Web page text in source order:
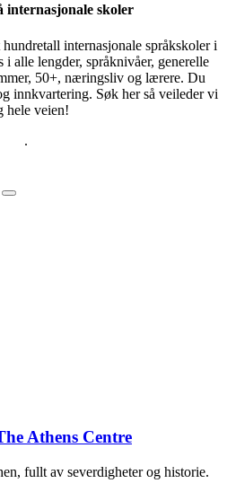
internasjonale skoler
internasjonale språkskoler i
i alle lengder, språknivåer, generelle
50+, næringsliv og lærere. Du
innkvartering. Søk her så veileder vi
hele veien!
.
Athens Centre
fullt av severdigheter og historie.